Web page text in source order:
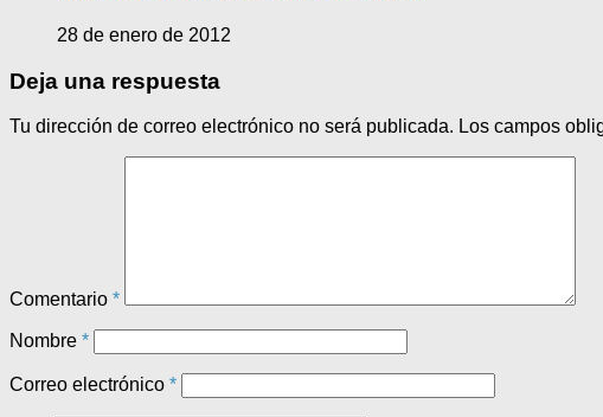
28 de enero de 2012
Deja una respuesta
Tu dirección de correo electrónico no será publicada. Los campos
Comentario *
Nombre *
Correo electrónico *